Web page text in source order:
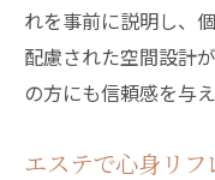
施術前後の
エステ体験
エステ効果
れを事前に説明し、
配慮された空間設計
の方にも信頼感を与え
エステで心身リ